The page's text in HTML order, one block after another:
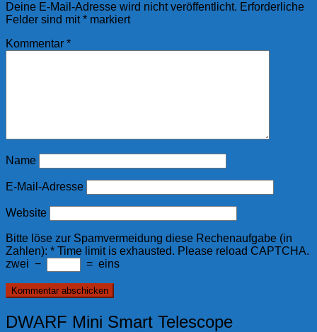
Deine E-Mail-Adresse wird nicht veröffentlicht. Erforderliche
Felder sind mit* markiert
Kommentar *
Name
E-Mail-Adresse
Website
Bitte löse zur Spamvermeidung diese Rechenaufgabe (in
Zahlen): * Time limit is exhausted. Please reload CAPTCHA.
zwei − = eins
DWARF Mini Smart Telescope